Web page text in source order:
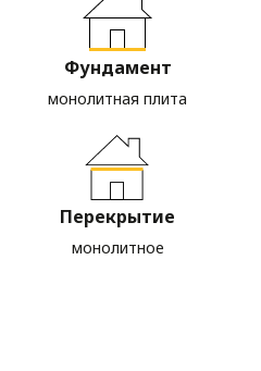
Фундамент
монолитная плита
Перекрытие
монолитное